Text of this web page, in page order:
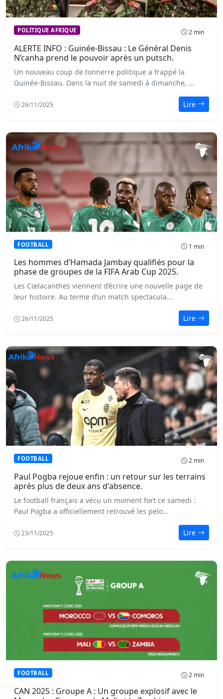
POLITIQUE AFRIQUE 2 min
ALERTE INFO : Guinée-Bissau : Le Général Denis
N’canha prend le pouvoir après un putsch.
Un nouveau coup de tonnerre politique a frappé la
Guinée-Bissau. Dans la nuit de samedi à dimanche, ...
26/11/2025 Lire
FOOTBALL 1 min
Les hommes d’Hamada Jambay qualifiés pour la
phase de groupes de la FIFA Arab Cup 2025.
Les Cœlacanthes viennent d’écrire une nouvelle page de
leur histoire. Au terme d’un match spectacula...
26/11/2025 Lire
FOOTBALL 2 min
Paul Pogba rejoue enfin : un retour sur les terrains
après plus de deux ans d'absence.
Le football français a vécu un moment fort ce samedi :
Paul Pogba a officiellement retrouvé les pelo...
23/11/2025 Lire
FOOTBALL 2 min
CAN 2025 : Groupe A : Un groupe explosif avec le